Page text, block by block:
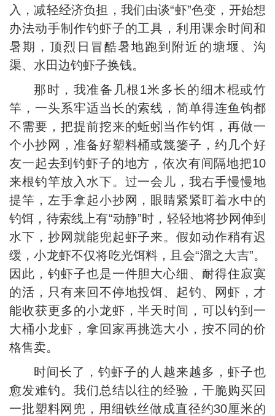
入，减轻经济负担，我们由谈“虾”色变，开始想
办法动手制作钓虾子的工具，利用课余时间和
暑期，顶烈日冒酷暑地跑到附近的塘堰、沟
渠、水田边钓虾子换钱。
那时，我准备几根1米多长的细木棍或竹
竿，一头系牢适当长的索线，简单得连鱼钩都
不需要，把提前挖来的蚯蚓当作钓饵，再做一
个小抄网，准备好塑料桶或篾篓子，约几个好
友一起去到钓虾子的地方，依次有间隔地把10
来根钓竿放入水下。过一会儿，我右手慢慢地
提竿，左手拿起小抄网，眼睛紧紧盯着水中的
钓饵，待索线上有“动静”时，轻轻地将抄网伸到
水下，抄网就能兜起虾子来。假如动作稍有迟
缓，小龙虾不仅将吃光饵料，且会“溜之大吉”。
因此，钓虾子也是一件胆大心细、耐得住寂寞
的活，只有来回不停地投饵、起钓、网虾，才
能收获更多的小龙虾，半天时间，可以钓到一
大桶小龙虾，拿回家再挑选大小，按不同的价
格售卖。
时间长了，钓虾子的人越来越多，虾子也
愈发难钓。我们总结以往的经验，干脆购买回
一批塑料网兜，用细铁丝做成直径约30厘米的